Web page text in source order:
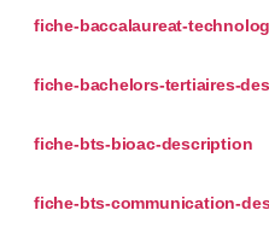
fiche-baccalaureat-
fiche-bachelors-tertiaires-
fiche-bts-bioac-description
fiche-bts-communication-